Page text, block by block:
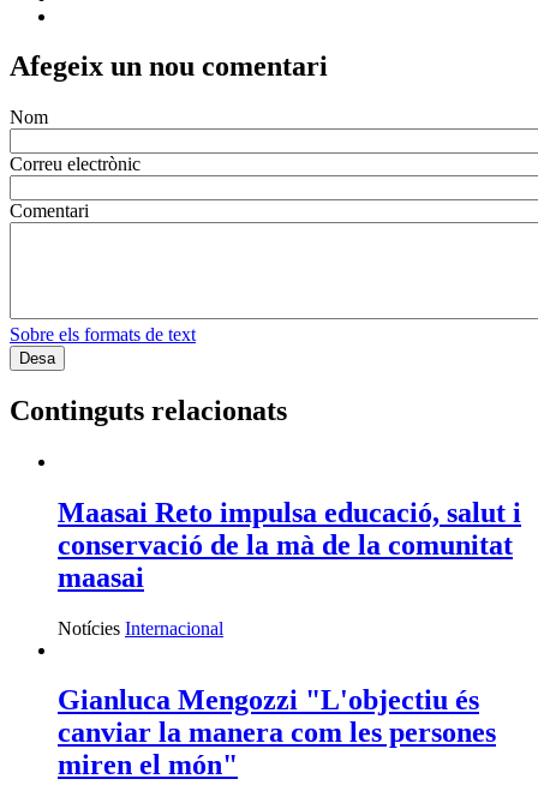
Afegeix un nou comentari
Nom
Correu electrònic
Comentari
Sobre els formats de text
Continguts relacionats
Maasai Reto impulsa educació, salut i
conservació de la mà de la comunitat
maasai
Notícies Internacional
Gianluca Mengozzi "L'objectiu és
canviar la manera com les persones
miren el món"